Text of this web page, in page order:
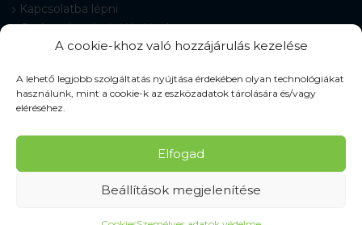
A cookie-khoz való hozzájárulás kezelése
A lehető legjobb szolgáltatás nyújtása érdekében olyan technológiákat
használunk, mint a cookie-k az eszközadatok tárolására és/vagy
eléréséhez.
Elfogad
Beállítások megjelenítése
Kapcsolatba lépni
Gyakran Ismételt Kérdések
Cookie-beállítások